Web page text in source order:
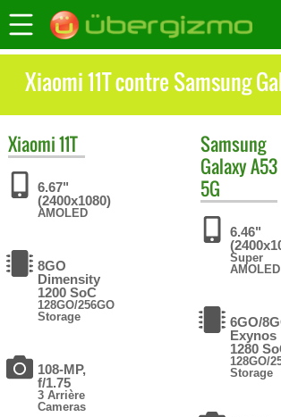
Xiaomi 11T contre Samsung
Xiaomi11T
6.67"
(2400x1080)
AMOLED
8GO
Dimensity
1200 SoC
128GO/256GO
Storage
108-MP,
f/1.75
3 Arrière
Cameras
Samsung
Galaxy A53
5G
6.46"
Super
AMOLED
6GO/
Exynos
1280
128GO/
Storage